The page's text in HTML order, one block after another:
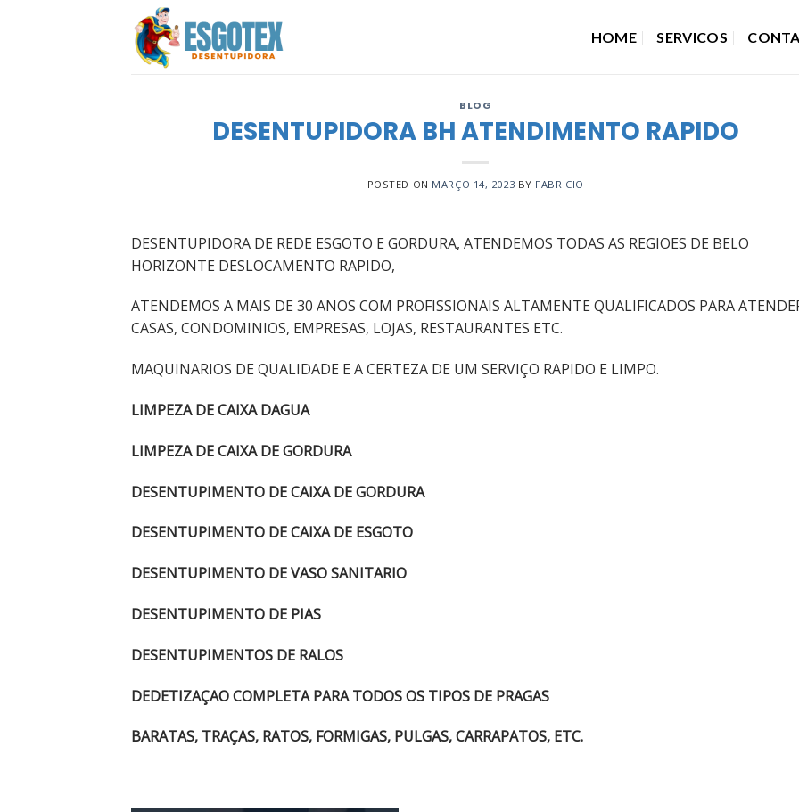
HOME SERVICOS
BLOG
DESENTUPIDORA BH ATENDIMENTO RAPIDO
POSTED ON MARÇO 14, 2023 BY FABRICIO
DESENTUPIDORA DE REDE ESGOTO E GORDURA, ATENDEMOS TODAS AS REGIOES DE BELO
HORIZONTE DESLOCAMENTO RAPIDO,
ATENDEMOS A MAIS DE 30 ANOS COM PROFISSIONAIS ALTAMENTE QUALIFICADOS PARA
CASAS, CONDOMINIOS, EMPRESAS, LOJAS, RESTAURANTES ETC.
MAQUINARIOS DE QUALIDADE E A CERTEZA DE UM SERVIÇO RAPIDO E LIMPO.
LIMPEZA DE CAIXA DAGUA
LIMPEZA DE CAIXA DE GORDURA
DESENTUPIMENTO DE CAIXA DE GORDURA
DESENTUPIMENTO DE CAIXA DE ESGOTO
DESENTUPIMENTO DE VASO SANITARIO
DESENTUPIMENTO DE PIAS
DESENTUPIMENTOS DE RALOS
DEDETIZAÇAO COMPLETA PARA TODOS OS TIPOS DE PRAGAS
BARATAS, TRAÇAS, RATOS, FORMIGAS, PULGAS, CARRAPATOS, ETC.